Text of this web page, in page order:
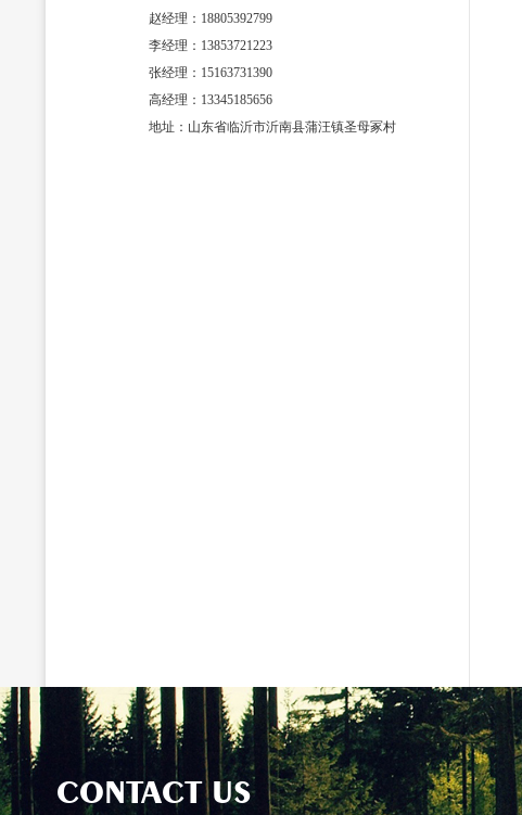
赵经理：18805392799
李经理：13853721223
张经理：15163731390
高经理：13345185656
地址：山东省临沂市沂南县蒲汪镇圣母冢村
CONTACT US